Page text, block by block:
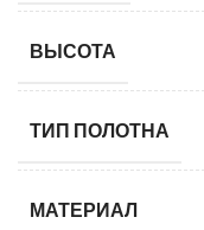
ВЫСОТА
ТИП ПОЛОТНА
МАТЕРИАЛ